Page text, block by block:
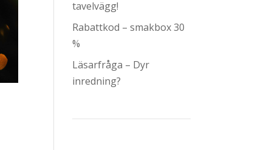
tavelvägg!
Rabattkod – smakbox 30
%
Läsarfråga – Dyr
inredning?